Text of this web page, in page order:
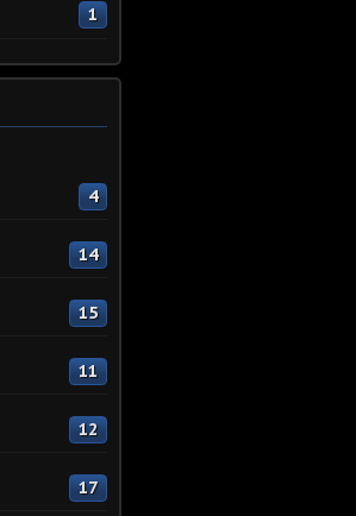
1
4
14
15
11
12
17